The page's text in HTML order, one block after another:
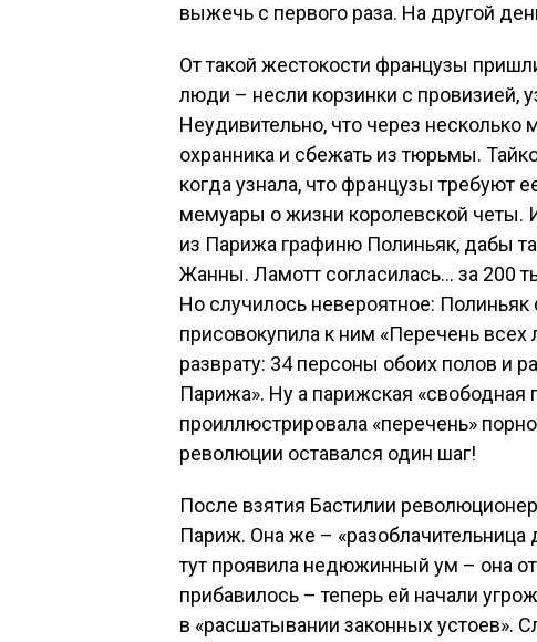
выжечь с первого раза. На другой
От такой жестокости французы
люди – несли корзинки с провизией,
Неудивительно, что через
охранника и сбежать из тюрьмы.
когда узнала, что французы требуют
мемуары о жизни королевской четы.
из Парижа графиню Полиньяк, дабы
Жанны. Ламотт согласилась… за 200
Но случилось невероятное:
присовокупила к ним «Перечень
разврату: 34 персоны обоих полов и
Парижа». Ну а парижская «свободная
проиллюстрировала «перечень»
революции оставался один шаг!
После взятия Бастилии
Париж. Она же –
тут проявила недюжинный ум – она
прибавилось – теперь ей начали
в «расшатывании законных устоев».